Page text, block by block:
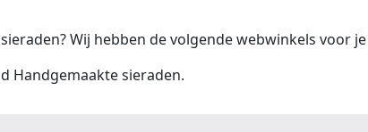
Wij hebben de volgende webwinkels voor
Handgemaakte sieraden.